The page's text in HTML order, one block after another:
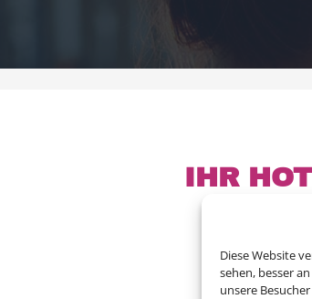
Diese Website
sehen, besser
unsere
IHR